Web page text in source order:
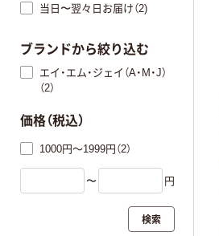
当日〜翌々日お届け（2)
ブランドから絞り込む
エイ・エム・ジェイ（A・M・J）
（2）
価格（税込）
1000円～1999円（2）
〜 円
検索